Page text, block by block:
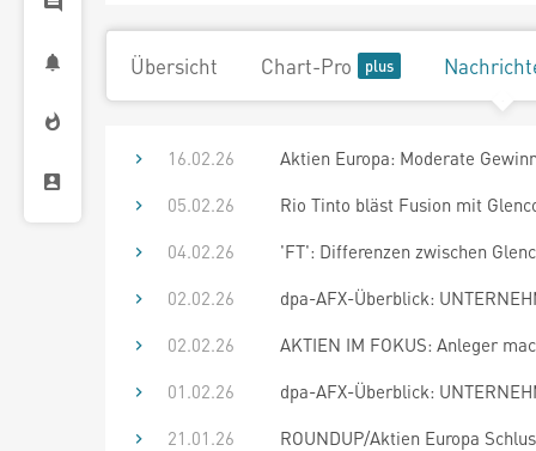
Übersicht Chart-Pro
16.02.26
Aktien Europa: Moderate
05.02.26
Rio Tinto bläst Fusion mit
04.02.26
'FT': Differenzen zwischen
02.02.26
dpa-AFX-Überblick:
02.02.26
AKTIEN IM FOKUS: Anleger
01.02.26
dpa-AFX-Überblick:
21.01.26
ROUNDUP/Aktien Europa